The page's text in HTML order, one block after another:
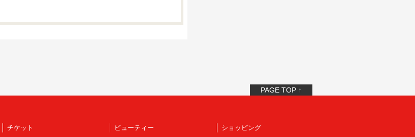
PAGE TOP ↑
チケット ビューティー ショッピング